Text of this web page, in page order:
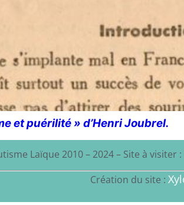
et puérilité » d’Henri Joubrel.
Laïque 2010 – 2024 – Site à visiter :
Création du site :